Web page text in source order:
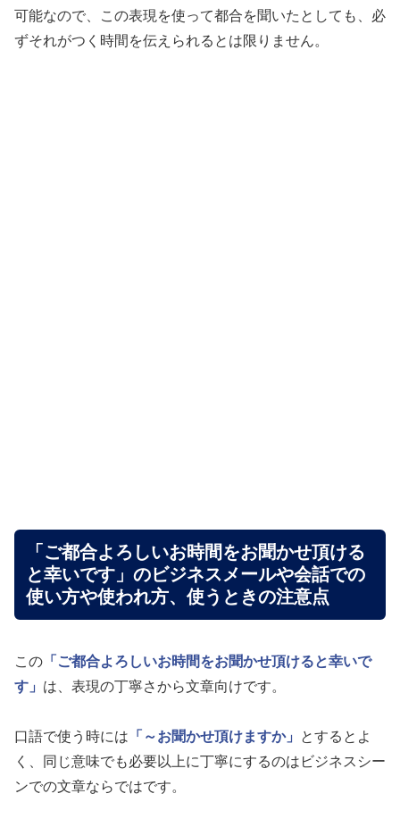
可能なので、この表現を使って都合を聞いたとしても、必
ずそれがつく時間を伝えられるとは限りません。
「ご都合よろしいお時間をお聞かせ頂ける
と幸いです」のビジネスメールや会話での
使い方や使われ方、使うときの注意点
この 「ご都合よろしいお時間をお聞かせ頂けると幸いで
す」 は、表現の丁寧さから文章向けです。
口語で使う時には 「～お聞かせ頂けますか」
とするとよ
く、同じ意味でも必要以上に丁寧にするのはビジネスシー
ンでの文章ならではです。